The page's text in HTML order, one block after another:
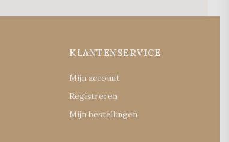
KLANTENSERVICE
Mijn account
Registreren
Mijn bestellingen